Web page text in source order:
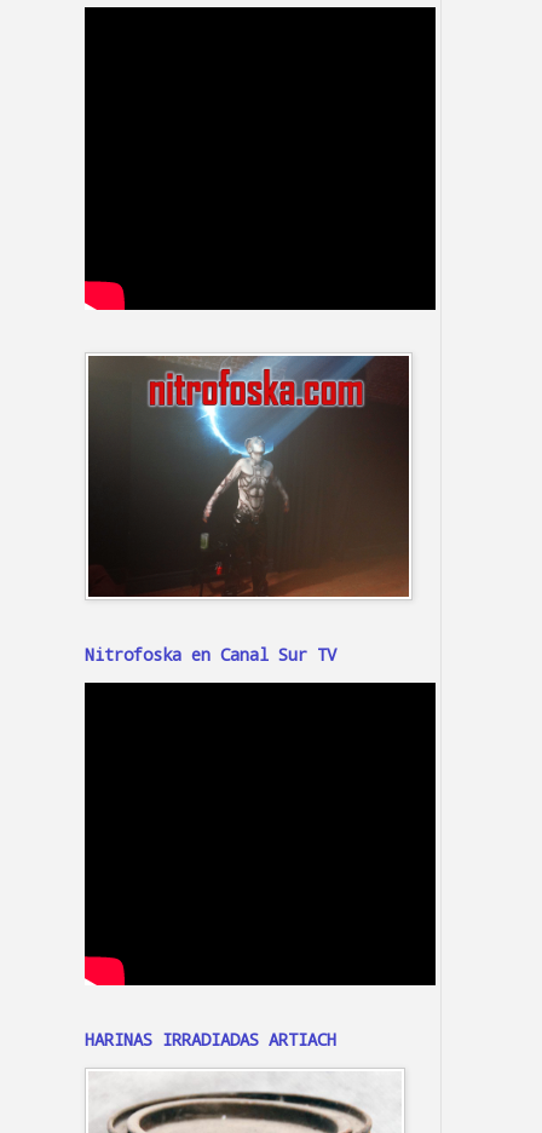
Nitrofoska en Canal Sur TV
HARINAS IRRADIADAS ARTIACH